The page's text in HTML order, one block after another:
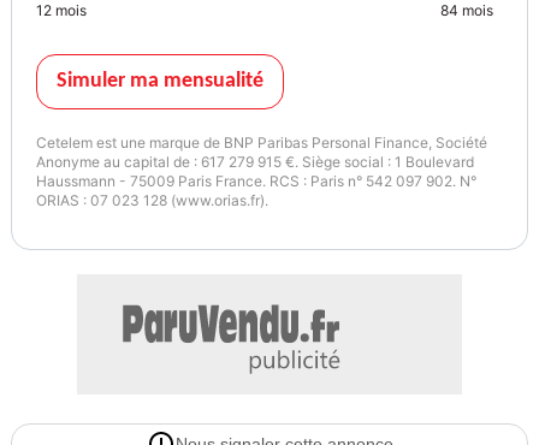
12 mois 84 mois
Simuler ma mensualité
Cetelem est une marque de BNP Paribas Personal Finance, Société
Anonyme au capital de : 617 279 915 €. Siège social : 1 Boulevard
Haussmann - 75009 Paris France. RCS : Paris n° 542 097 902. N°
ORIAS : 07 023 128 (www.orias.fr).